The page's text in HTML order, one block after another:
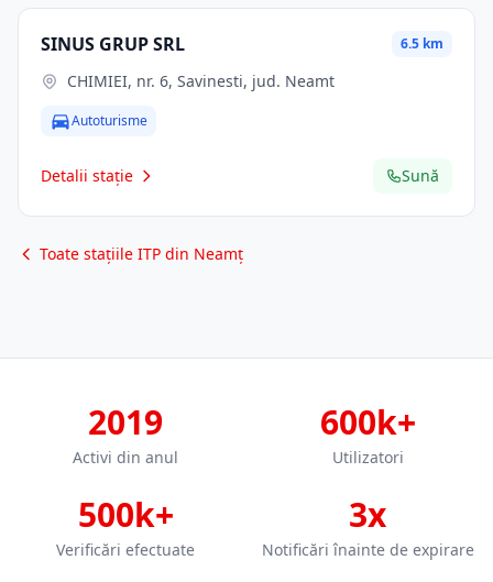
SINUS GRUP SRL 6.5 km
CHIMIEI, nr. 6, Savinesti, jud. Neamt
Autoturisme
Detalii stație Sună
Toate stațiile ITP din Neamț
2019
Activi din anul
600k+
Utilizatori
500k+
Verificări efectuate
3x
Notificări înainte de expirare